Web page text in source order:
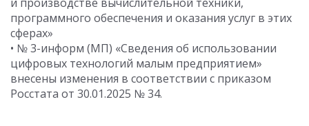
программного обеспечения и оказания услуг в этих
сферах»
• № 3-информ (МП) «Сведения об использовании
цифровых технологий малым предприятием»
внесены изменения в соответствии с приказом
Росстата от 30.01.2025 № 34.